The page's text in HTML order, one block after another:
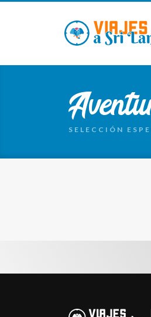
SELECCIÓN